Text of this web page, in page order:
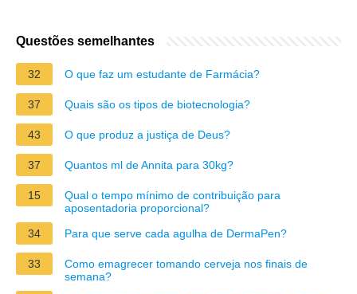
Questões semelhantes
32 O que faz um estudante de Farmácia?
37 Quais são os tipos de biotecnologia?
43 O que produz a justiça de Deus?
37 Quantos ml de Annita para 30kg?
15
Qual o tempo mínimo de contribuição para
aposentadoria proporcional?
34
Para que serve cada agulha de DermaPen?
33
Como emagrecer tomando cerveja nos finais de
semana?